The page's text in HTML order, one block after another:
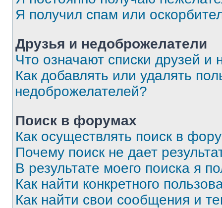
Я получил спам или
Друзья и недоброжелатели
Что означают списки друзей и
Как добавлять или удалять
недоброжелателей?
Поиск в форумах
Как осуществлять поиск в
Почему поиск не дает
В результате моего поиска я
Как найти конкретного
Как найти свои сообщения и